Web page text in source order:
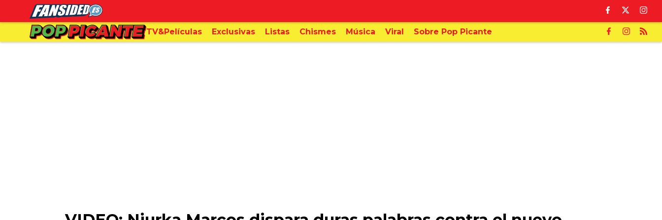
TV&Películas Exclusivas Listas Chismes Música Viral Sobre Pop Picante